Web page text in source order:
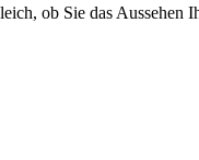
ob Sie das Aussehen